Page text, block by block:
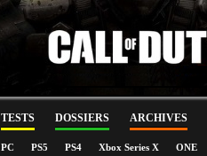
TESTS DOSSIERS ARCHIVES
PC PS5 PS4 Xbox Series X ONE